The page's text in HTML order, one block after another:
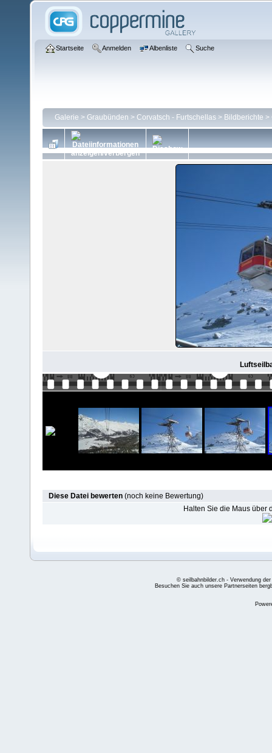
Startseite Anmelden Albenliste Suche
Galerie > Graubünden > Corvatsch - Furtschellas > Bildberichte >
Diese Datei bewerten (noch keine Bewertung)
Halten Sie die Maus über
© seilbahnbilder.ch - Verwendung
Besuchen Sie auch unsere Partnerseiten